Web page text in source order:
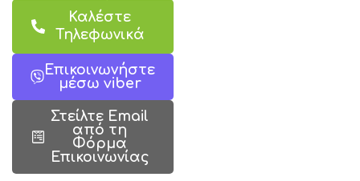
Καλέστε
Τηλεφωνικά
Επικοινωνήστε
μέσω viber
Στείλτε Email
από τη
Φόρμα
Επικοινωνίας